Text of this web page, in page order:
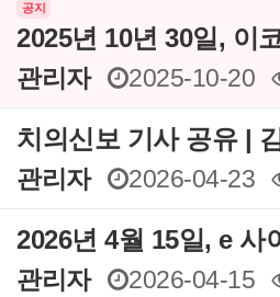
공지
2025년 10년 30일,
관리자
2025-10-20
치의신보 기사 공유 |
관리자
2026-04-23
2026년 4월 15일, e
관리자
2026-04-15